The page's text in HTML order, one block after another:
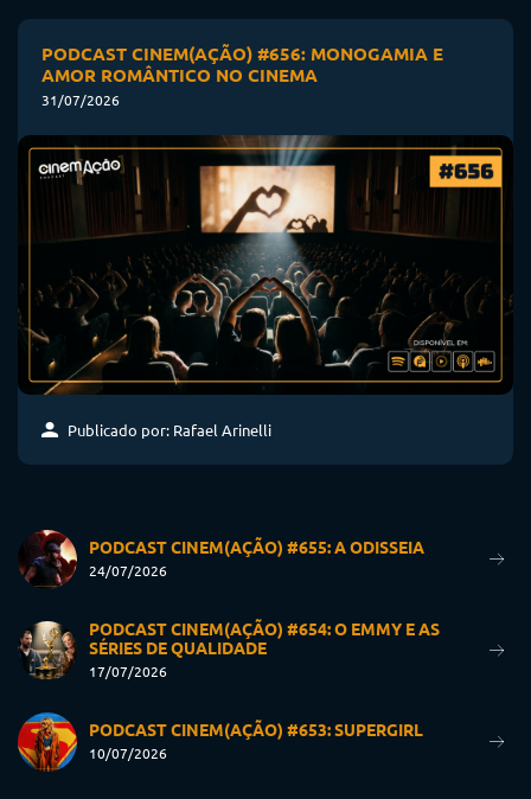
PODCAST CINEM(AÇÃO) #656: MONOGAMIA E
AMOR ROMÂNTICO NO CINEMA
31/07/2026
Publicado por: Rafael Arinelli
PODCAST CINEM(AÇÃO) #655: A ODISSEIA
24/07/2026
PODCAST CINEM(AÇÃO) #654: O EMMY E AS
SÉRIES DE QUALIDADE
17/07/2026
PODCAST CINEM(AÇÃO) #653: SUPERGIRL
10/07/2026